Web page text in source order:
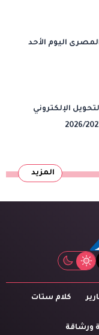
اليوم الأحد
الإلكتروني
المزيد
كلام ستات
ورشاقة